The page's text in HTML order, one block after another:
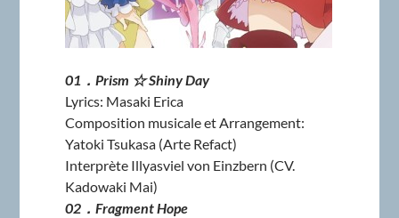
01．Prism ☆ Shiny Day
Lyrics: Masaki Erica
Composition musicale et Arrangement:
Yatoki Tsukasa (Arte Refact)
Interprète Illyasviel von Einzbern (CV.
Kadowaki Mai)
02．Fragment Hope